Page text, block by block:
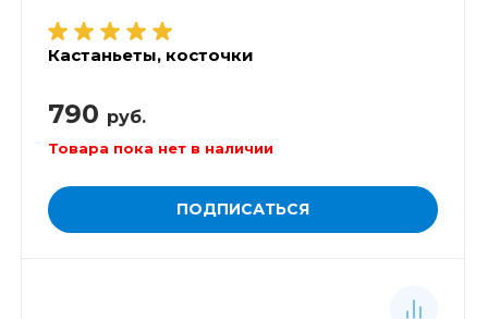
Кастаньеты, косточки
790 руб.
Товара пока нет в наличии
ПОДПИСАТЬСЯ